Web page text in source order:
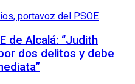
de Alcalá: “Judith
dos delitos y debe